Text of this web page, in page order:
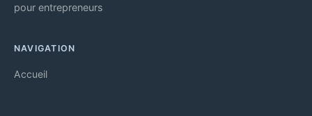
pour entrepreneurs
NAVIGATION
Accueil